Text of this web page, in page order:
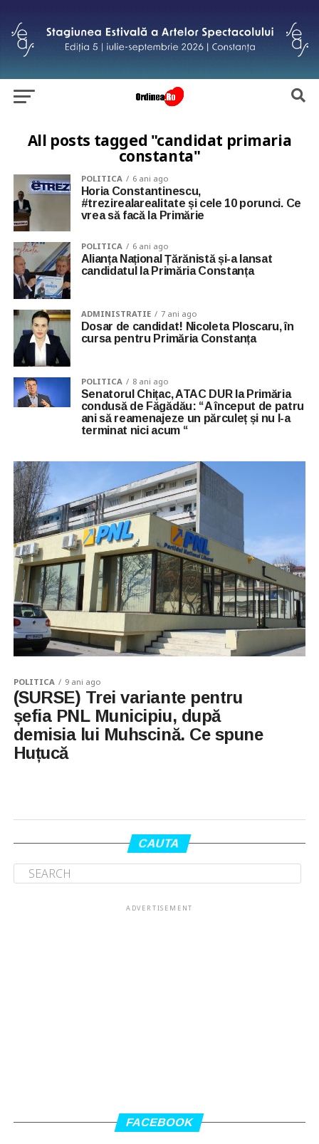
All posts tagged "candidat primaria
constanta"
POLITICA 6 ani ago
Horia Constantinescu,
#trezirealarealitate și cele 10 porunci. Ce
vrea să facă la Primărie
POLITICA 6 ani ago
Alianța Național Țărănistă și-a lansat
candidatul la Primăria Constanța
ADMINISTRATIE 7 ani ago
Dosar de candidat! Nicoleta Ploscaru, în
cursa pentru Primăria Constanța
POLITICA 8 ani ago
Senatorul Chițac, ATAC DUR la Primăria
condusă de Făgădău: “A început de patru
ani să reamenajeze un părculeț și nu l-a
terminat nici acum “
POLITICA 9 ani ago
(SURSE) Trei variante pentru
șefia PNL Municipiu, după
demisia lui Muhscină. Ce spune
Huțucă
CAUTA
ADVERTISEMENT
FACEBOOK